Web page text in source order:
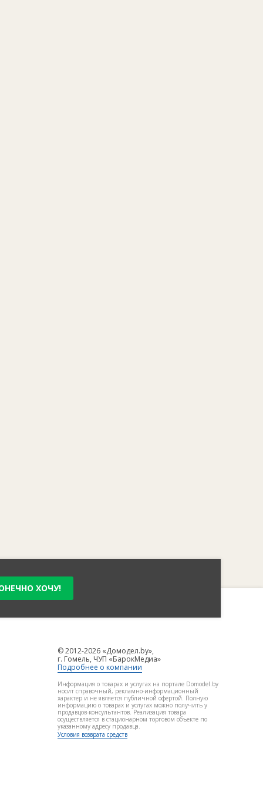
ХОЧУ!
© 2012-2026 «Домодел.by»,
г. Гомель, ЧУП «БарокМедиа»
Подробнее о компании
Информация о товарах и услугах на портале Domodel.by
носит справочный, рекламно-информационный
характер и не является публичной офертой. Полную
информацию о товарах и услугах можно получить у
продавцов-консультантов. Реализация товара
осуществляется в стационарном торговом объекте по
указанному адресу продавца.
Условия возврата средств